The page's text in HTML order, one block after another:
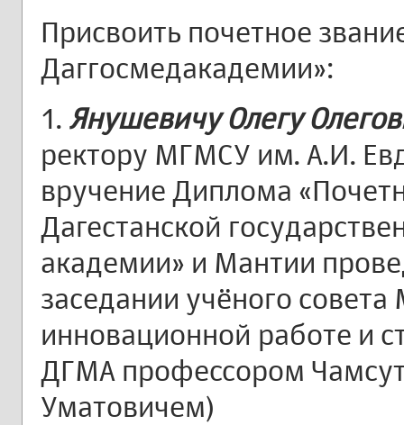
Присвоить почетное
Даггосмедакадемии»:
1. Янушевичу Олегу
ректору МГМСУ им. А.И.
вручение Диплома
Дагестанской
академии» и Мантии
заседании учёного
инновационной работе и
ДГМА профессором
Уматовичем)